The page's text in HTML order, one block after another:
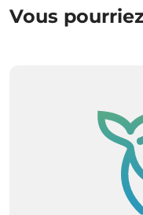
Vous